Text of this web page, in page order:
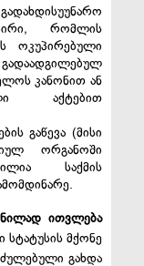
რომლის
ოკუპირებული
კანონით ან
აქტებით
გაწევა (მისი
ორგანოში
საქმის
ითვლება
მქონე
გახდა